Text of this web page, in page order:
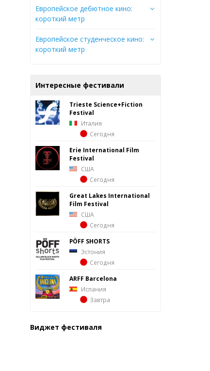
Европейское дебютное кино:
короткий метр
Европейское студенческое кино:
короткий метр
Интересные фестивали
Trieste Science+Fiction
Festival
Италия
Сегодня
Erie International Film
Festival
США
Сегодня
Great Lakes International
Film Festival
США
Сегодня
PÖFF SHORTS
Эстония
Сегодня
ARFF Barcelona
Испания
Завтра
Виджет фестиваля